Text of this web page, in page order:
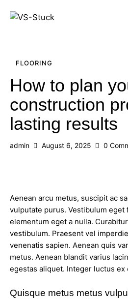
FLOORING
How to plan
construction
lasting results
admin August 6, 2025 0
Aenean arcu metus, suscipit ac
vulputate purus. Vestibulum
elementum eget a nulla.
vestibulum. Praesent vel
venenatis sapien. Aenean quis
metus. Aenean blandit varius
egestas aliquet. Integer luctus ex
Quisque metus metus